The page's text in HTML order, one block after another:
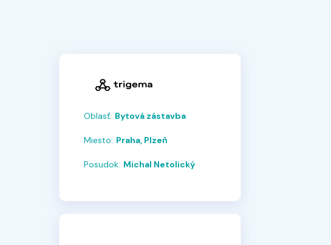
Oblasť: Bytová zástavba
Miesto: Praha, Plzeň
Posudok: Michal Netolický